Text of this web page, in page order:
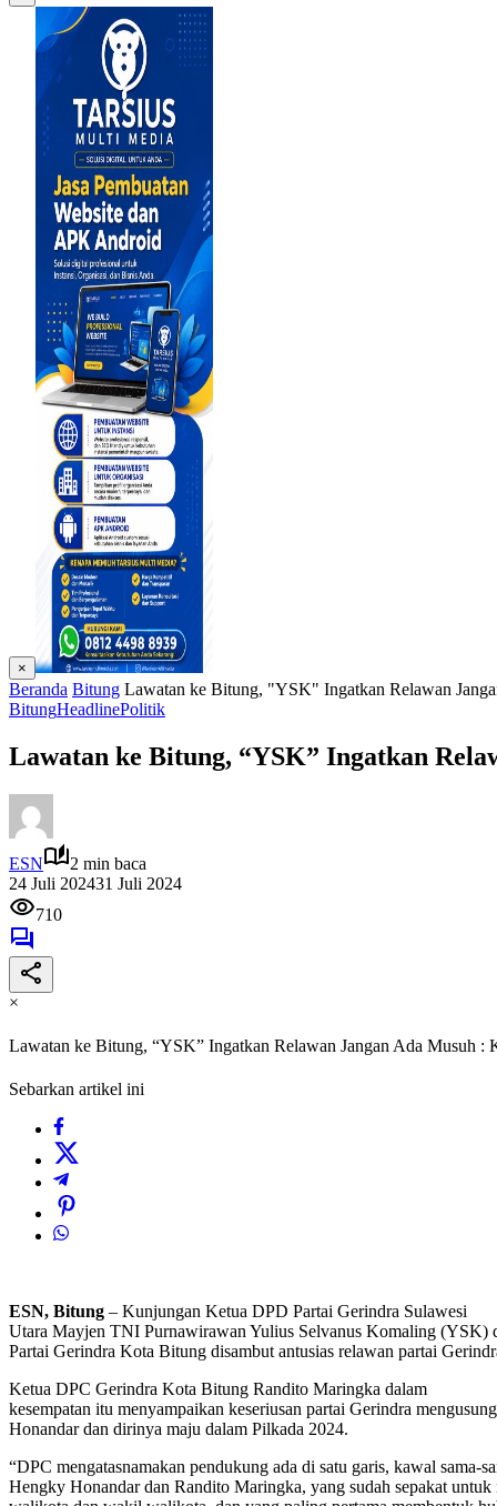
×
Beranda Bitung Lawatan ke Bitung, "YSK" Ingatkan Relawan
BitungHeadlinePolitik
Lawatan ke Bitung, “YSK” Ingatkan
ESN
2 min baca
24 Juli 202431 Juli 2024
710
×
Lawatan ke Bitung, “YSK” Ingatkan Relawan Jangan Ada Musuh :
Sebarkan artikel ini
ESN, Bitung – Kunjungan Ketua DPD Partai Gerindra Sulawesi
Utara Mayjen TNI Purnawirawan Yulius Selvanus Komaling (YSK)
Partai Gerindra Kota Bitung disambut antusias relawan partai
Ketua DPC Gerindra Kota Bitung Randito Maringka dalam
kesempatan itu menyampaikan keseriusan partai Gerindra
Honandar dan dirinya maju dalam Pilkada 2024.
“DPC mengatasnamakan pendukung ada di satu garis, kawal sama-
Hengky Honandar dan Randito Maringka, yang sudah sepakat untuk